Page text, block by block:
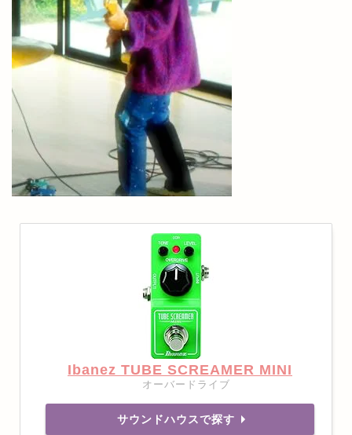
Ibanez TUBE SCREAMER MINI
オーバードライブ
サウンドハウスで探す